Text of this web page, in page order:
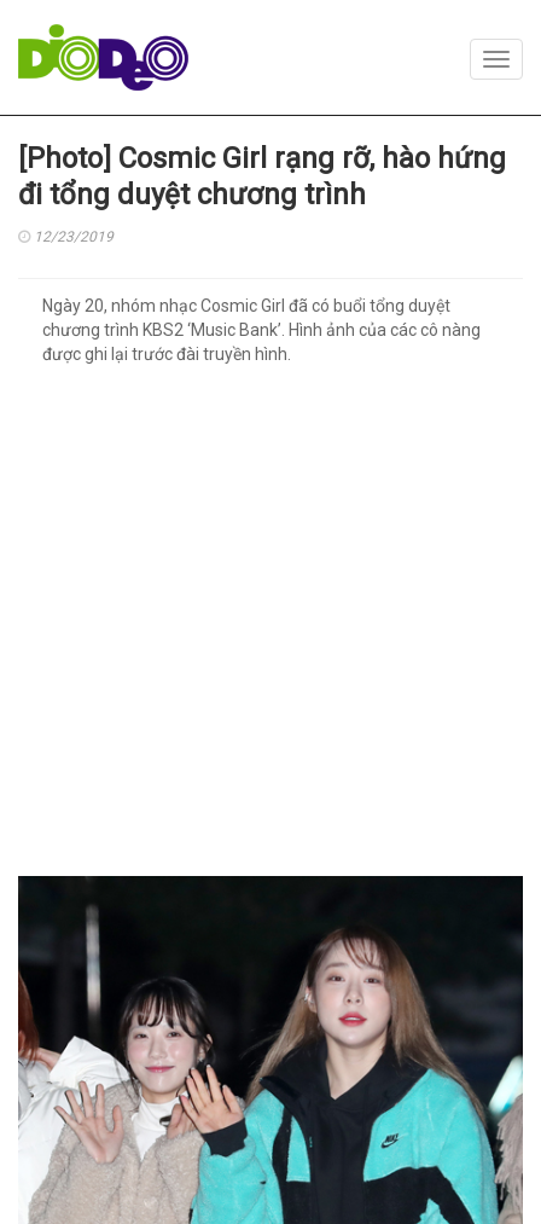
[Photo] Cosmic Girl rạng rỡ, hào hứng
đi tổng duyệt chương trình
12/23/2019
Ngày 20, nhóm nhạc Cosmic Girl đã có buổi tổng duyệt
chương trình KBS2 ‘Music Bank’. Hình ảnh của các cô nàng
được ghi lại trước đài truyền hình.